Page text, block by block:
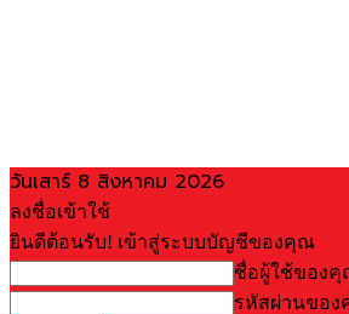
วันเสาร์ 8 สิงหาคม 2026
ลงชื่อเข้าใช้
ยินดีต้อนรับ! เข้าสู่ระบบบัญชีของคุณ
ชื่อผู้ใช้ของ
รหัสผ่านขอ